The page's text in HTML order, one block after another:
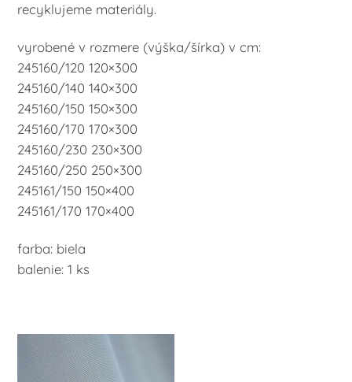
recyklujeme materiály.
vyrobené v rozmere (výška/šírka) v cm:
245160/120 120×300
245160/140 140×300
245160/150 150×300
245160/170 170×300
245160/230 230×300
245160/250 250×300
245161/150 150×400
245161/170 170×400
farba: biela
balenie: 1 ks